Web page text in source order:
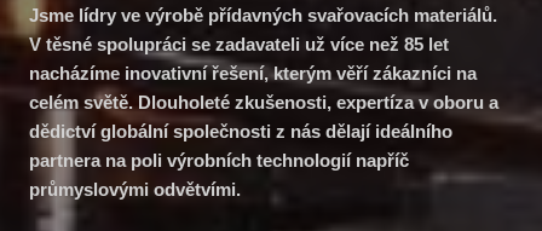
Jsme lídry ve výrobě přídavných svařovacích materiálů.
V těsné spolupráci se zadavateli už více než 85 let
nacházíme inovativní řešení, kterým věří zákazníci na
celém světě. Dlouholeté zkušenosti, expertíza v oboru a
dědictví globální společnosti z nás dělají ideálního
partnera na poli výrobních technologií napříč
průmyslovými odvětvími.